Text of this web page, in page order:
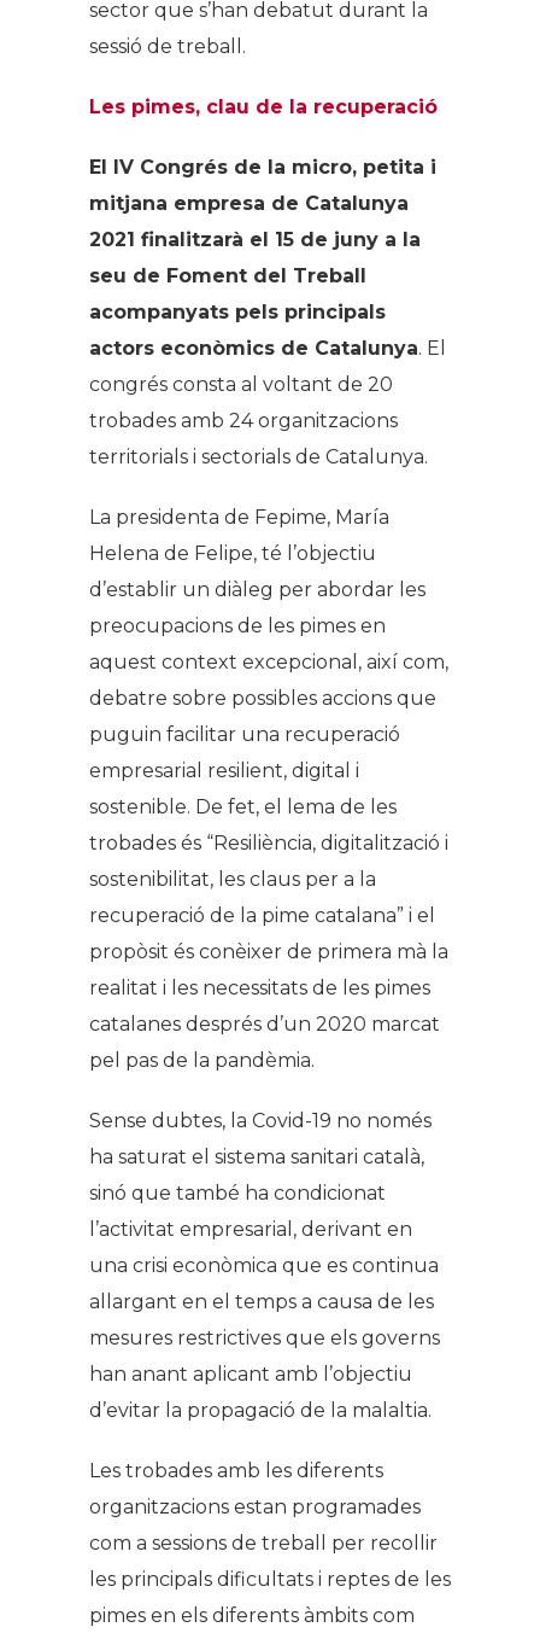
sector que s’han debatut durant la
sessió de treball.
Les pimes, clau de la recuperació
El IV Congrés de la micro, petita i
mitjana empresa de Catalunya
2021 finalitzarà el 15 de juny a la
seu de Foment del Treball
acompanyats pels principals
actors econòmics de Catalunya. El
congrés consta al voltant de 20
trobades amb 24 organitzacions
territorials i sectorials de Catalunya.
La presidenta de Fepime, María
Helena de Felipe, té l’objectiu
d’establir un diàleg per abordar les
preocupacions de les pimes en
aquest context excepcional, així com,
debatre sobre possibles accions que
puguin facilitar una recuperació
empresarial resilient, digital i
sostenible. De fet, el lema de les
trobades és “Resiliència, digitalització i
sostenibilitat, les claus per a la
recuperació de la pime catalana” i el
propòsit és conèixer de primera mà la
realitat i les necessitats de les pimes
catalanes després d’un 2020 marcat
pel pas de la pandèmia.
Sense dubtes, la Covid-19 no només
ha saturat el sistema sanitari català,
sinó que també ha condicionat
l’activitat empresarial, derivant en
una crisi econòmica que es continua
allargant en el temps a causa de les
mesures restrictives que els governs
han anant aplicant amb l’objectiu
d’evitar la propagació de la malaltia.
Les trobades amb les diferents
organitzacions estan programades
com a sessions de treball per recollir
les principals dificultats i reptes de les
pimes en els diferents àmbits com